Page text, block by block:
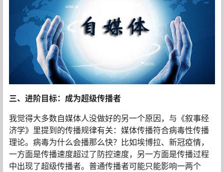
三、进阶目标：成为超级传播者
我觉得大多数自媒体人没做好的另一个原因，与《叙事经
济学》里提到的传播规律有关：媒体传播符合病毒性传播
理论。病毒为什么会播那么快？比如埃博拉、新冠疫情，
一方面是传播速度超过了防控速度，另一方面是传播过程
中出现了超级传播者。普通传播者可能只能影响一两个